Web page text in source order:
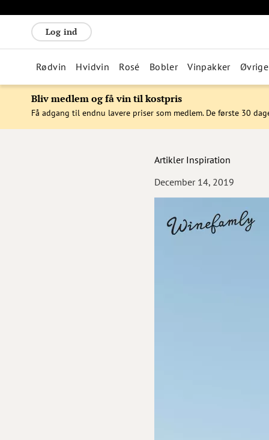
Log ind
Rødvin Hvidvin Rosé Bobler Vinpakker Øvrige
Bliv medlem og få vin til kostpris
Få adgang til endnu lavere priser som medlem. De første 30
Artikler Inspiration
December 14, 2019